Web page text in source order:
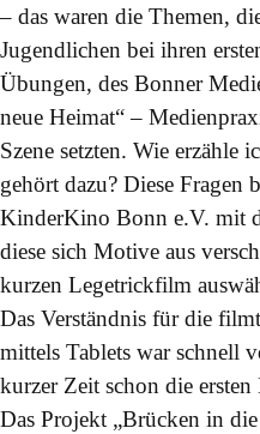
– das waren die Themen,
Jugendlichen bei ihren
Übungen, des Bonner
neue Heimat“ –
Szene setzten. Wie erzähle
gehört dazu? Diese Fragen
KinderKino Bonn e.V. mit
diese sich Motive aus
kurzen Legetrickfilm
Das Verständnis für die
mittels Tablets war schnell
kurzer Zeit schon die
Das Projekt „Brücken in